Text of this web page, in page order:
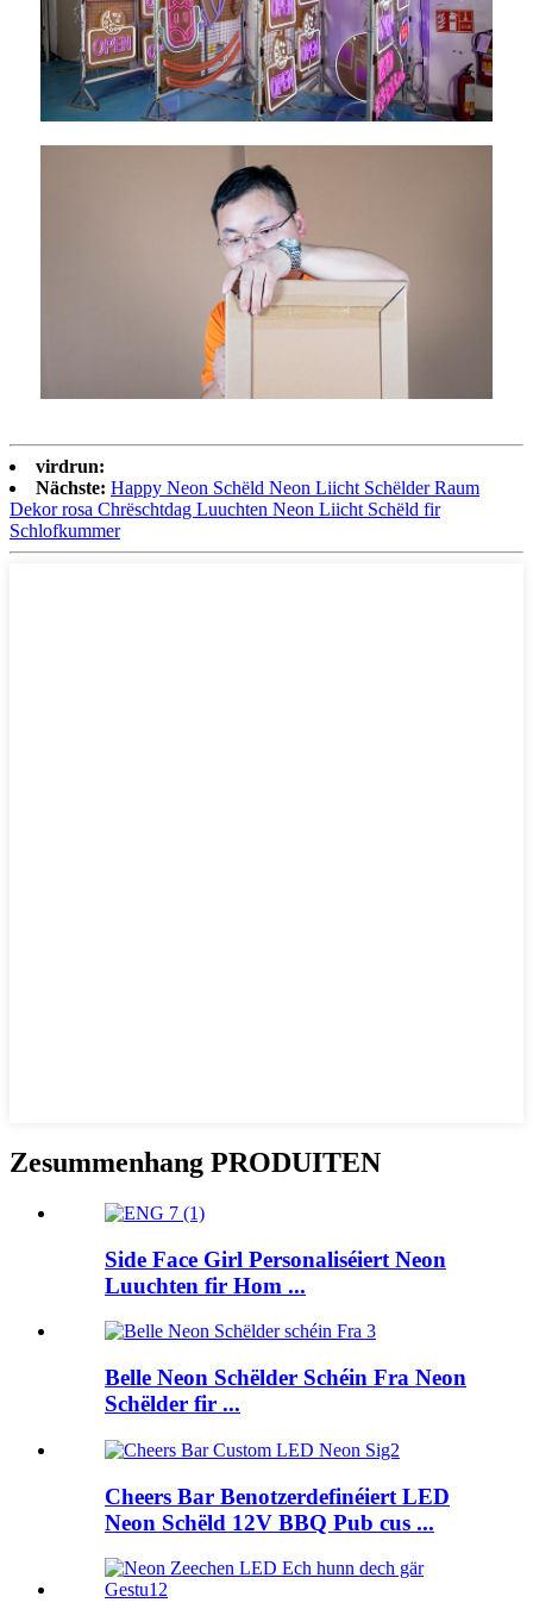
virdrun:
Nächste: Happy Neon Schëld Neon Liicht Schëlder Raum
Dekor rosa Chrëschtdag Luuchten Neon Liicht Schëld fir
Schlofkummer
Zesummenhang PRODUITEN
Side Face Girl Personaliséiert Neon
Luuchten fir Hom ...
Belle Neon Schëlder Schéin Fra Neon
Schëlder fir ...
Cheers Bar Benotzerdefinéiert LED
Neon Schëld 12V BBQ Pub cus ...